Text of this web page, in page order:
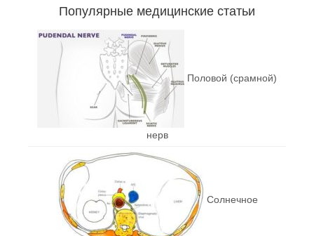
Популярные медицинские статьи
Половой (срамной)
нерв
Солнечное